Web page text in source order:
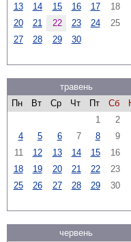
13
14 15 16 17 18
20
21 22 23 24 25
27
28 29 30
травень
Пн
Вт Ср Чт Пт Сб
1
2
4
5 6 7 8 9
11
12 13 14 15 16
18
19 20 21 22 23
25
26 27 28 29 30
червень